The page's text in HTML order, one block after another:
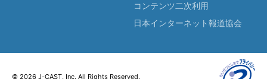
コンテンツ二次利用
日本インターネット報道協会
© 2026 J-CAST, Inc. All Rights Reserved.